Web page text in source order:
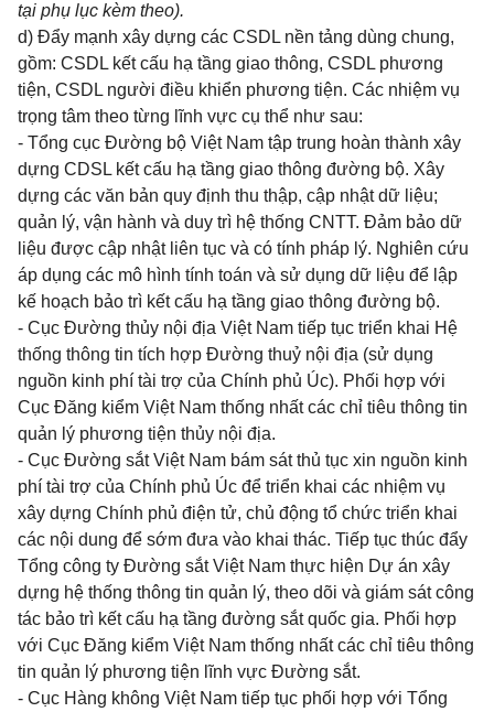
tại phụ lục kèm theo).
d) Đẩy mạnh xây dựng các CSDL nền tảng dùng chung,
gồm: CSDL kết cấu hạ tầng giao thông, CSDL phương
tiện, CSDL người điều khiển phương tiện. Các nhiệm vụ
trọng tâm theo từng lĩnh vực cụ thể như sau:
- Tổng cục Đường bộ Việt Nam tập trung hoàn thành xây
dựng CDSL kết cấu hạ tầng giao thông đường bộ. Xây
dựng các văn bản quy định thu thập, cập nhật dữ liệu;
quản lý, vận hành và duy trì hệ thống CNTT. Đảm bảo dữ
liệu được cập nhật liên tục và có tính pháp lý. Nghiên cứu
áp dụng các mô hình tính toán và sử dụng dữ liệu để lập
kế hoạch bảo trì kết cấu hạ tầng giao thông đường bộ.
- Cục Đường thủy nội địa Việt Nam tiếp tục triển khai Hệ
thống thông tin tích hợp Đường thuỷ nội địa (sử dụng
nguồn kinh phí tài trợ của Chính phủ Úc). Phối hợp với
Cục Đăng kiểm Việt Nam thống nhất các chỉ tiêu thông tin
quản lý phương tiện thủy nội địa.
- Cục Đường sắt Việt Nam bám sát thủ tục xin nguồn kinh
phí tài trợ của Chính phủ Úc để triển khai các nhiệm vụ
xây dựng Chính phủ điện tử, chủ động tổ chức triển khai
các nội dung để sớm đưa vào khai thác. Tiếp tục thúc đẩy
Tổng công ty Đường sắt Việt Nam thực hiện Dự án xây
dựng hệ thống thông tin quản lý, theo dõi và giám sát công
tác bảo trì kết cấu hạ tầng đường sắt quốc gia. Phối hợp
với Cục Đăng kiểm Việt Nam thống nhất các chỉ tiêu thông
tin quản lý phương tiện lĩnh vực Đường sắt.
- Cục Hàng không Việt Nam tiếp tục phối hợp với Tổng